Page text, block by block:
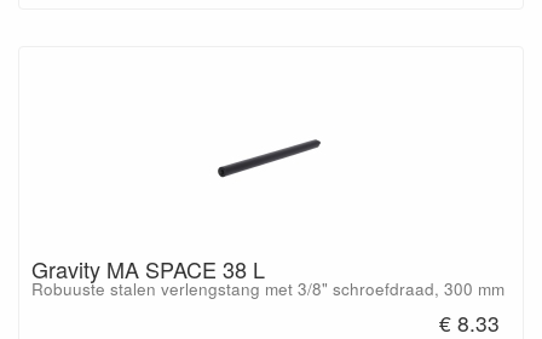
Gravity MA SPACE 38 L
Robuuste stalen verlengstang met 3/8" schroefdraad, 300 mm
€ 8.33